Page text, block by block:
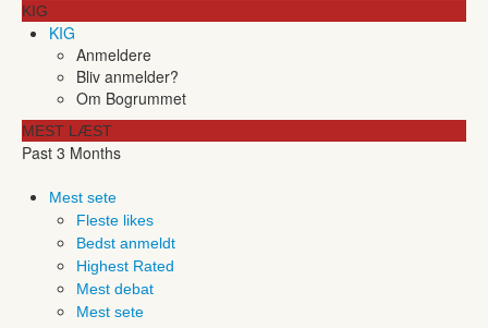
KIG
KIG
Anmeldere
Bliv anmelder?
Om Bogrummet
MEST LÆST
Past 3 Months
Mest sete
Fleste likes
Bedst anmeldt
Highest Rated
Mest debat
Mest sete